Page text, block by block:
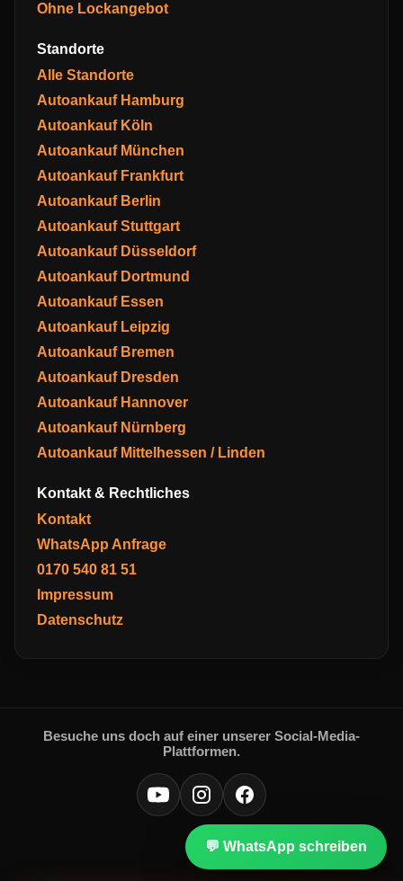
💬 WhatsApp schreiben
Ohne Lockangebot
Standorte
Alle Standorte
Autoankauf Hamburg
Autoankauf Köln
Autoankauf München
Autoankauf Frankfurt
Autoankauf Berlin
Autoankauf Stuttgart
Autoankauf Düsseldorf
Autoankauf Dortmund
Autoankauf Essen
Autoankauf Leipzig
Autoankauf Bremen
Autoankauf Dresden
Autoankauf Hannover
Autoankauf Nürnberg
Autoankauf Mittelhessen / Linden
Kontakt & Rechtliches
Kontakt
WhatsApp Anfrage
0170 540 81 51
Impressum
Datenschutz
Besuche uns doch auf einer unserer Social-Media-
Plattformen.